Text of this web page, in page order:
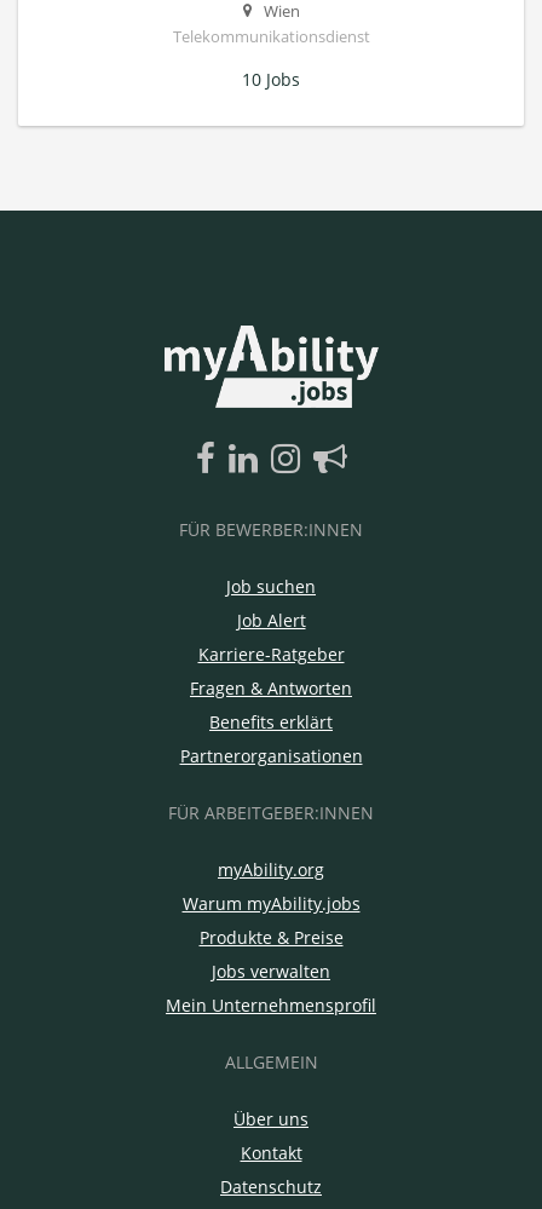
Wien
Telekommunikationsdienst
10 Jobs
FÜR BEWERBER:INNEN
Job suchen
Job Alert
Karriere-Ratgeber
Fragen & Antworten
Benefits erklärt
Partnerorganisationen
FÜR ARBEITGEBER:INNEN
myAbility.org
Warum myAbility.jobs
Produkte & Preise
Jobs verwalten
Mein Unternehmensprofil
ALLGEMEIN
Über uns
Kontakt
Datenschutz